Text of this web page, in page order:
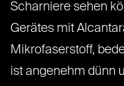
Scharniere sehen
Gerätes mit
Mikrofaserstoff,
ist angenehm dünn